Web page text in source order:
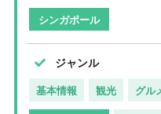
シンガポール
ジャンル
基本情報 観光 グル